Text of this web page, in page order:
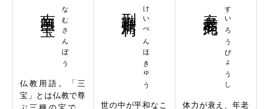
なむさんぼう
仏教用語。「三
宝」とは仏教で尊
けいべんほきゅう
世の中が平和なこ
すいろうびょうし
体力が衰え、年老